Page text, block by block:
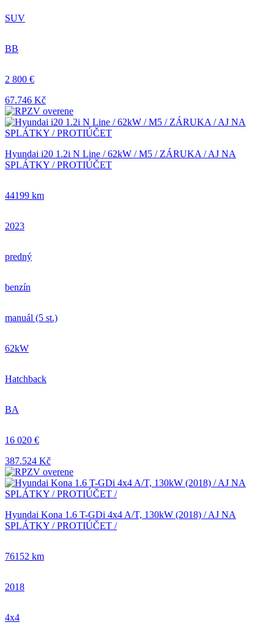
SUV
BB
2 800 €
67.746 Kč
Hyundai i20 1.2i N Line / 62kW / M5 / ZÁRUKA / AJ NA
SPLÁTKY / PROTIÚČET
44199 km
2023
predný
benzín
manuál (5 st.)
62kW
Hatchback
BA
16 020 €
387.524 Kč
Hyundai Kona 1.6 T-GDi 4x4 A/T, 130kW (2018) / AJ NA
SPLÁTKY / PROTIÚČET /
76152 km
2018
4x4